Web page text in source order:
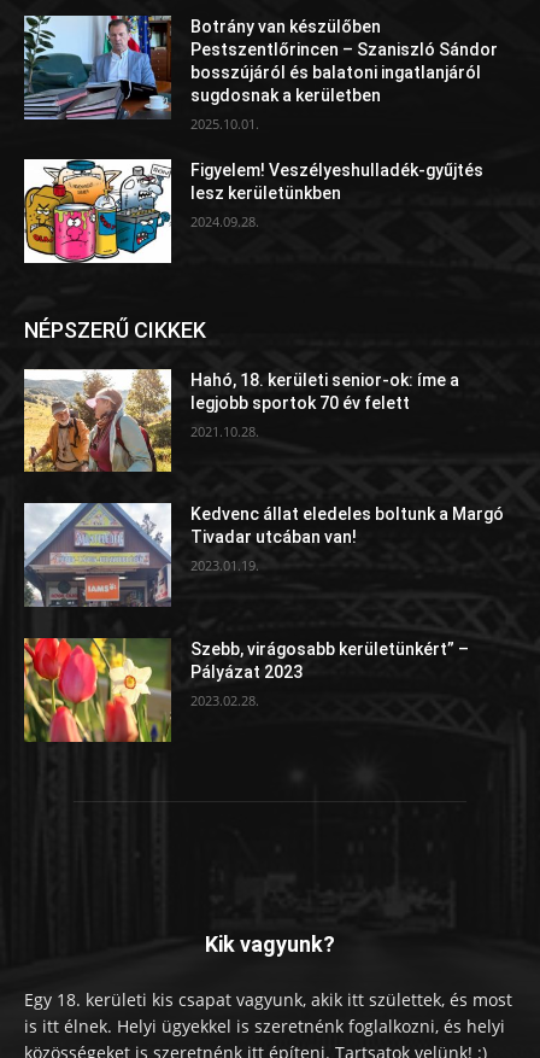
Botrány van készülőben
Pestszentlőrincen – Szaniszló Sándor
bosszújáról és balatoni ingatlanjáról
sugdosnak a kerületben
2025.10.01.
Figyelem! Veszélyeshulladék-gyűjtés
lesz kerületünkben
2024.09.28.
NÉPSZERŰ CIKKEK
Hahó, 18. kerületi senior-ok: íme a
legjobb sportok 70 év felett
2021.10.28.
Kedvenc állat eledeles boltunk a Margó
Tivadar utcában van!
2023.01.19.
Szebb, virágosabb kerületünkért” –
Pályázat 2023
2023.02.28.
Kik vagyunk?
Egy 18. kerületi kis csapat vagyunk, akik itt születtek, és most
is itt élnek. Helyi ügyekkel is szeretnénk foglalkozni, és helyi
közösségeket is szeretnénk itt építeni. Tartsatok velünk! :)